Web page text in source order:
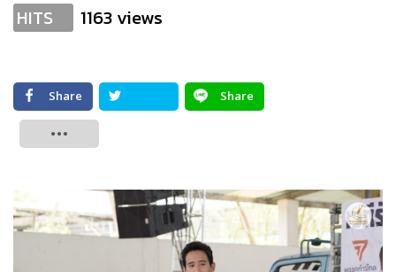
HITS 1163 views
Share
Share